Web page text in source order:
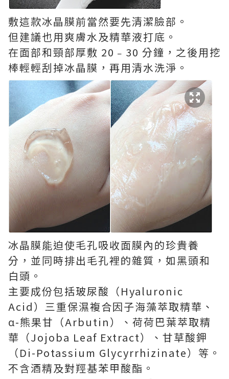
敷這款冰晶膜前當然要先清潔臉部。
但建議也用爽膚水及精華液打底。
在面部和頸部厚敷 20﹣30 分鐘，之後用挖
棒輕輕刮掉冰晶膜，再用清水洗淨。
冰晶膜能迫使毛孔吸收面膜內的珍貴養
分，並同時排出毛孔裡的雜質，如黑頭和
白頭。
主要成份包括玻尿酸（Hyaluronic
Acid）三重保濕複合因子海藻萃取精華、
α-熊果甘（Arbutin）、荷荷巴葉萃取精
華（Jojoba Leaf Extract）、甘草酸鉀
（Di-Potassium Glycyrrhizinate）等。
不含酒精及對羥基苯甲酸酯。